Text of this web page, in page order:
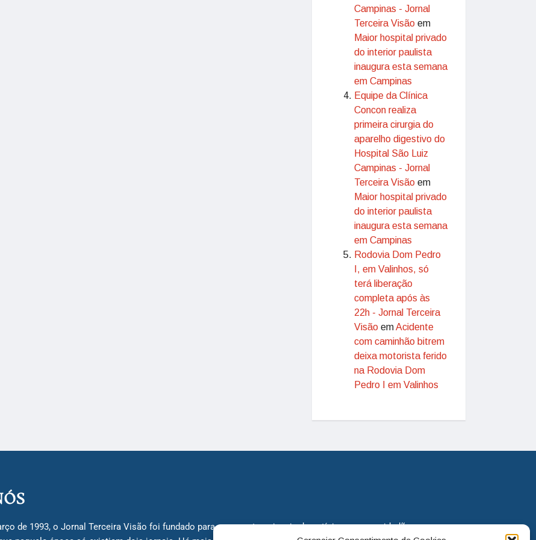
Campinas - Jornal
Terceira Visão em
Maior hospital privado
do interior paulista
inaugura esta semana
em Campinas
Equipe da Clínica
Concon realiza
primeira cirurgia do
aparelho digestivo do
Hospital São Luiz
Campinas - Jornal
Terceira Visão em
Maior hospital privado
do interior paulista
inaugura esta semana
em Campinas
Rodovia Dom Pedro
I, em Valinhos, só
terá liberação
completa após às
22h - Jornal Terceira
Visão emAcidente
com caminhão bitrem
deixa motorista ferido
na Rodovia Dom
Pedro I em Valinhos
de 1993, o Jornal Terceira Visão foi fundado para ser uma terceira via de notícias para os cidadãos